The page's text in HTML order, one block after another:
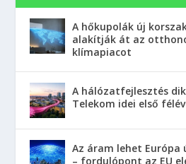
A hőkupolák új
alakítják át az
klímapiacot
A hálózatfejlesztés
Telekom idei első
Az áram lehet Európa
– fordulópont az EU